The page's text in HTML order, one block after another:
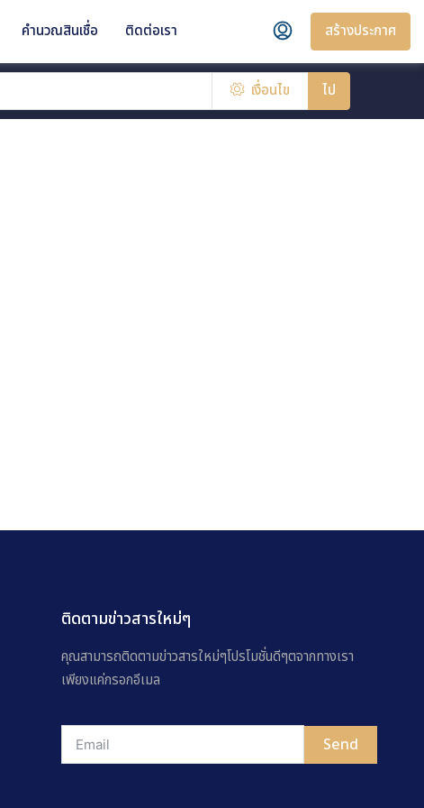
คำนวณสินเชื่อ ติดต่อเรา สร้างประกาศ
เงื่อนไข ไป
ติดตามข่าวสารใหม่ๆ
คุณสามารถติดตามข่าวสารใหม่ๆโปรโมชั่นดีๆตจากทางเรา
เพียงแค่กรอกอีเมล
Send